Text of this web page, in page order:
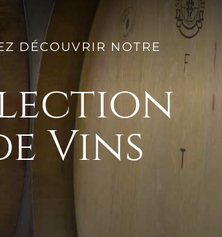
DÉCOUVRIR NOTRE
Vins